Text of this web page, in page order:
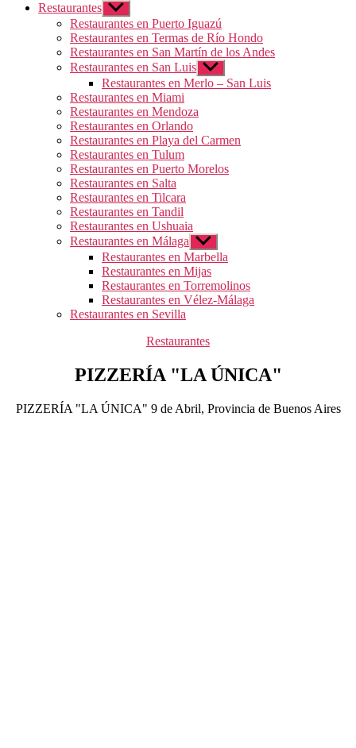
Restaurantes Mostrar
el
submenú
Restaurantes en Puerto Iguazú
Restaurantes en Termas de Río Hondo
Restaurantes en San Martín de los Andes
Restaurantes en San Luis Mostrar
el
submenú
Restaurantes en Merlo – San Luis
Restaurantes en Miami
Restaurantes en Mendoza
Restaurantes en Orlando
Restaurantes en Playa del Carmen
Restaurantes en Tulum
Restaurantes en Puerto Morelos
Restaurantes en Salta
Restaurantes en Tilcara
Restaurantes en Tandil
Restaurantes en Ushuaia
Restaurantes en Málaga Mostrar
el
submenú
Restaurantes en Marbella
Restaurantes en Mijas
Restaurantes en Torremolinos
Restaurantes en Vélez-Málaga
Restaurantes en Sevilla
Categorías
Restaurantes
PIZZERÍA "LA ÚNICA"
PIZZERÍA "LA ÚNICA" 9 de Abril, Provincia de Buenos Aires